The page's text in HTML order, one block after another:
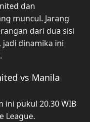
dan
muncul. Jarang
dari dua sisi
jadi dinamika ini
vs Manila
ini pukul 20.30 WIB
League.